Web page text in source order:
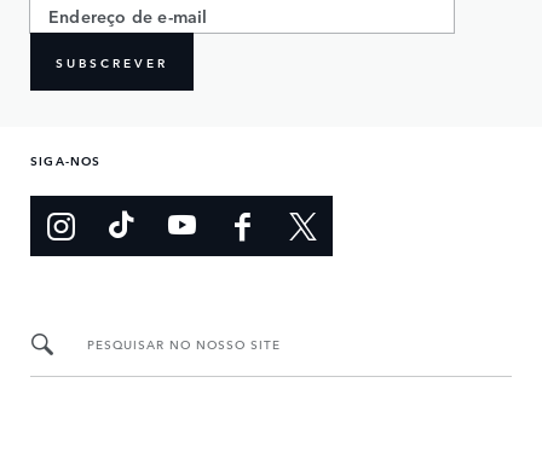
SUBSCREVER
SIGA-NOS
PESQUISAR NO NOSSO SITE